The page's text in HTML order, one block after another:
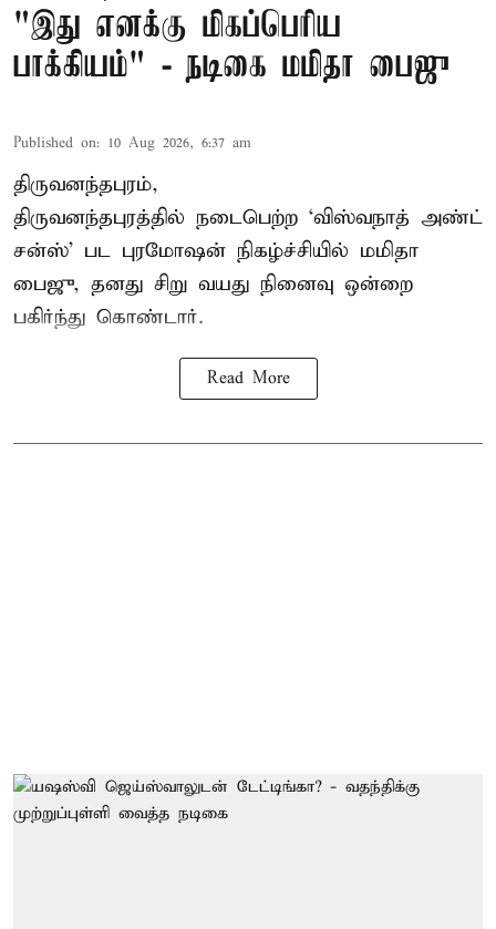
"இது எனக்கு மிகப்பெரிய
பாக்கியம்" - நடிகை மமிதா பைஜு
Published on: 10 Aug 2026, 6:37 am
திருவனந்தபுரம்,
திருவனந்தபுரத்தில் நடைபெற்ற ‘விஸ்வநாத் அண்ட்
சன்ஸ்’ பட புரமோஷன் நிகழ்ச்சியில் மமிதா
பைஜு, தனது சிறு வயது நினைவு ஒன்றை
பகிர்ந்து கொண்டார்.
Read More